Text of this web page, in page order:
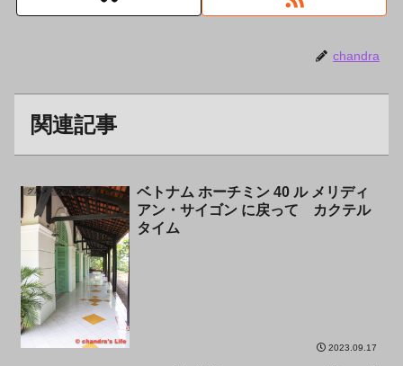
chandra
関連記事
グルメ・クッキング
ベトナム ホーチミン 40 ル メリディ
アン・サイゴン に戻って カクテル
タイム
2023.09.17